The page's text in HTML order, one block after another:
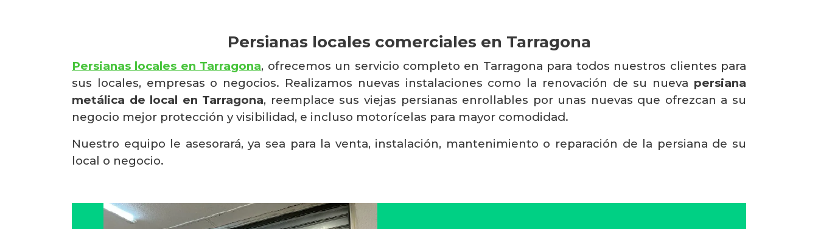
Persianas locales comerciales en Tarragona
Persianas locales en Tarragona, ofrecemos un servicio completo en Tarragona para todos nuestros clientes para
sus locales, empresas o negocios. Realizamos nuevas instalaciones como la renovación de su nueva persiana
metálica de local en Tarragona, reemplace sus viejas persianas enrollables por unas nuevas que ofrezcan a su
negocio mejor protección y visibilidad, e incluso motorícelas para mayor comodidad.
Nuestro equipo le asesorará, ya sea para la venta, instalación, mantenimiento o reparación de la persiana de su
local o negocio.